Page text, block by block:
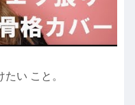
い こと。